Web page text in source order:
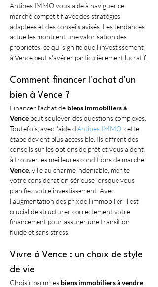
Antibes IMMO vous aide à naviguer ce
marché compétitif avec des stratégies
adaptées et des conseils avisés. Les tendances
actuelles montrent une valorisation des
propriétés, ce qui signifie que l'investissement
à Vence peut s'avérer particulièrement lucratif.
Comment financer l'achat d'un
bien à Vence ?
Financer l'achat de biens immobiliers à
Vence peut soulever des questions complexes.
Toutefois, avec l'aide d'Antibes IMMO , cette
étape devient plus accessible. Ils offrent des
conseils sur les options de prêt et vous aident
à trouver les meilleures conditions de marché.
Vence , ville au charme indéniable, mérite
votre considération sérieuse lorsque vous
planifiez votre investissement. Avec
l'augmentation des prix de l'immobilier, il est
crucial de structurer correctement votre
financement pour assurer une transition
fluide et sans stress.
Vivre à Vence : un choix de style
de vie
Choisir parmi les biens immobiliers à vendre